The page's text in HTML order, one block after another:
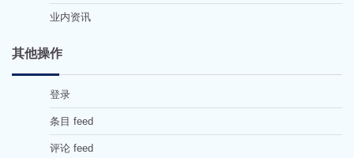
业内资讯
其他操作
登录
条目 feed
评论 feed